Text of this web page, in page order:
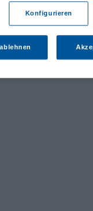
Konfigurieren